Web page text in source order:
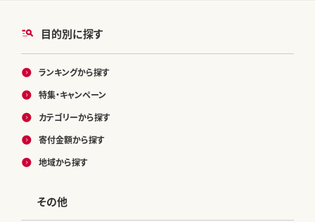
目的別に探す
ランキングから探す
特集・キャンペーン
カテゴリーから探す
寄付金額から探す
地域から探す
その他